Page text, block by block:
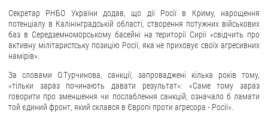
ДЕРЖАВНИЙ РЕЄСТР САНКЦІЙ
Секретар РНБО України додав, що дії Росії в Криму, нарощення
потенціалу в Калінінградській області, створення потужних військових
баз в Середземноморському басейні на території Сирії «свідчить про
активну мілітаристську позицію Росії, яка не приховує своїх агресивних
намірів».
За словами О.Турчинова, санкції, запроваджені кілька років тому,
«тільки зараз починають давати результат»: «Саме тому зараз
говорити про зменшення чи послаблення санкцій, означало б ламати
той єдиний фронт, який склався в Європі проти агресора - Росії».